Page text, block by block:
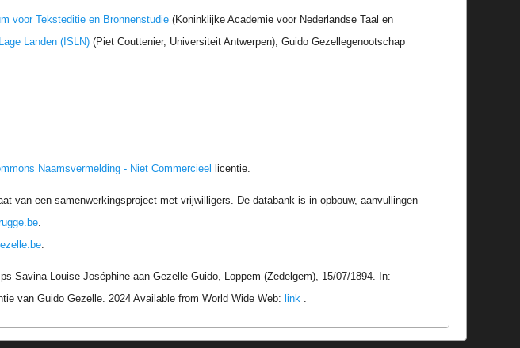
voor Teksteditie en Bronnenstudie (Koninklijke Academie voor Nederlandse Taal en
Landen (ISLN) (Piet Couttenier, Universiteit Antwerpen); Guido Gezellegenootschap
Naamsvermelding - Niet Commercieel licentie.
van een samenwerkingsproject met vrijwilligers. De databank is in opbouw, aanvullingen
.
.
Savina Louise Joséphine aan Gezelle Guido, Loppem (Zedelgem), 15/07/1894. In:
van Guido Gezelle. 2024 Available from World Wide Web: link .